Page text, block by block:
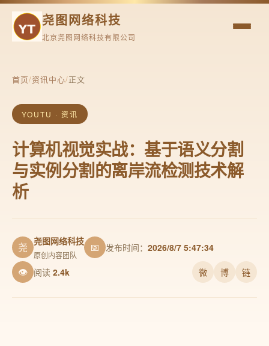
尧图网络科技
北京尧图网络科技有限公司
首页/资讯中心/正文
YOUTU · 资讯
计算机视觉实战：基于语义分割
与实例分割的离岸流检测技术解
析
尧 尧图网络科技
原创内容团队
📅 发布时间： 2026/8/7 5:47:34
👁 阅读 2.4k 微 博 链